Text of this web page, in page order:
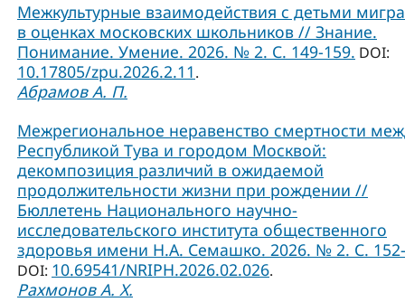
Межкультурные взаимодействия с детьми
в оценках московских школьников // Знание.
Понимание. Умение. 2026. № 2. С. 149-159. DOI:
10.17805/zpu.2026.2.11.
Абрамов А. П.
Межрегиональное неравенство смертности
Республикой Тува и городом Москвой:
декомпозиция различий в ожидаемой
продолжительности жизни при рождении //
Бюллетень Национального научно-
исследовательского института общественного
здоровья имени Н.А. Семашко. 2026. № 2. С.
DOI: 10.69541/NRIPH.2026.02.026.
Рахмонов А. Х.